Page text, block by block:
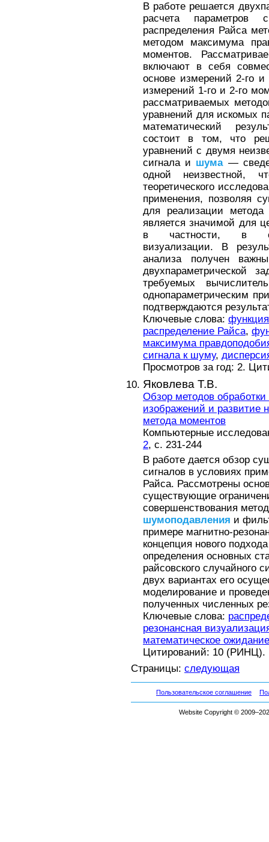
В работе решается
расчета
распределения Райса
методом максимума
моментов.
включают в себя
основе измерений 2-го
измерений 1-го и 2-го
рассматриваемых
уравнений для искомых
математический
состоит в том, что
уравнений с двумя
сигнала и шума—
одной неизвестной,
теоретического
применения, позволяя
для реализации метода
является значимой для
в частности, в
визуализации. В
анализа получен
двухпараметрической
требуемых
однопараметрическим
подтверждаются
Ключевые слова:
распределение Райса,
максимума
сигнала к шуму,
Просмотров за год: 2.
Яковлева Т.В.
Обзор методов
изображений и развитие
метода моментов
Компьютерные
2, с. 231-244
В работе дается обзор
сигналов в условиях
Райса. Рассмотрены
существующие
совершенствования
шумоподавления и
примере магнитно-
концепция нового
определения основных
райсовского случайного
двух вариантах его
моделирование и
полученных численных
Ключевые слова:
резонансная
математическое ожидание
Цитирований: 10 (РИНЦ).
Страницы: следующая
Пользовательское соглашение
Website Copyright ©